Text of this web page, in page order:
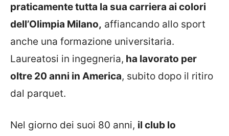
praticamente tutta la sua carriera ai colori
dell’Olimpia Milano, affiancando allo sport
anche una formazione universitaria.
Laureatosi in ingegneria, ha lavorato per
oltre 20 anni in America, subito dopo il ritiro
dal parquet.
Nel giorno dei suoi 80 anni, il club lo